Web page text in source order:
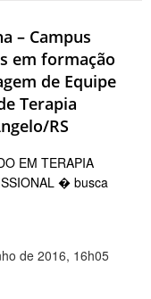
– Campus
em formação
de Equipe
Terapia
RS
EM TERAPIA
� busca
de 2016, 16h05